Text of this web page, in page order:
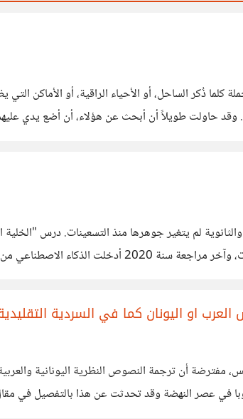
لا تقبل الجدال: "البلد فيها فلوس، فيه ناس معها". تقال هذه الجملة كلما ذُكر
والرياضيات للمرحلة الاعدادية والثانوية لم يتغير جوهرها منذ
نفسه منذ أكثر من ثلاثين عاما. في المقابل، سنغافورة تراجع
او اليونان كما في السردية
مفترضة أن ترجمة النصوص النظرية